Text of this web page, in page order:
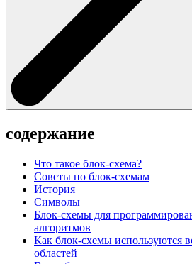
содержание
Что такое блок-схема?
Советы по блок-схемам
История
Символы
Блок-схемы для
алгоритмов
Как блок-схемы используются
областей